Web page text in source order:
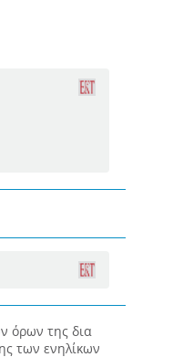
όρων της δια
των ενηλίκων